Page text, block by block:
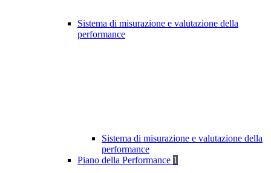
Sistema di misurazione e valutazione della
performance
Sistema di misurazione e valutazione della
performance
Piano della Performance 1